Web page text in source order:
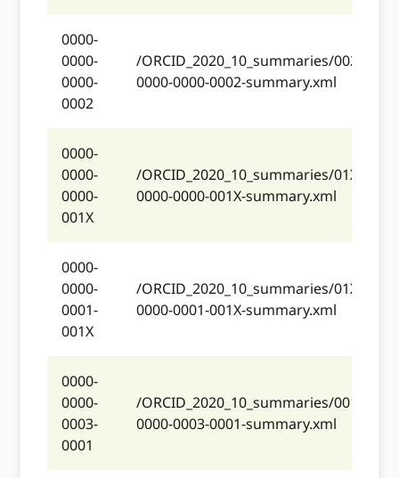
0000-
0000-
0000-
0002
/ORCID_2020_10_summaries/002/
0000-0000-0002-summary.xml
0000-
0000-
0000-
001X
/ORCID_2020_10_summaries/01X/
0000-0000-001X-summary.xml
0000-
0000-
0001-
001X
/ORCID_2020_10_summaries/01X/
0000-0001-001X-summary.xml
0000-
0000-
0003-
0001
/ORCID_2020_10_summaries/001/
0000-0003-0001-summary.xml